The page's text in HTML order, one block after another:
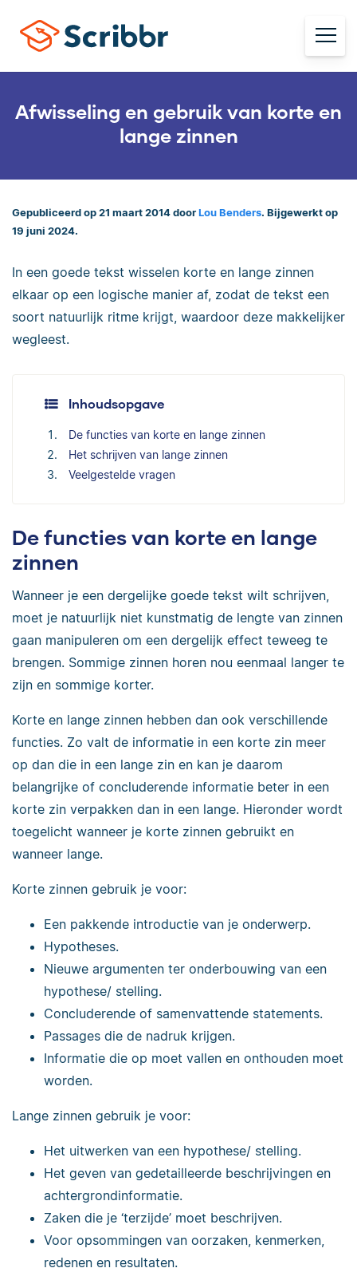
Afwisseling en gebruik van korte en
lange zinnen
Gepubliceerd op 21 maart 2014 door Lou Benders. Bijgewerkt op
19 juni 2024.
In een goede tekst wisselen korte en lange zinnen
elkaar op een logische manier af, zodat de tekst een
soort natuurlijk ritme krijgt, waardoor deze makkelijker
wegleest.
Inhoudsopgave
De functies van korte en lange zinnen
Het schrijven van lange zinnen
Veelgestelde vragen
De functies van korte en lange
zinnen
Wanneer je een dergelijke goede tekst wilt schrijven,
moet je natuurlijk niet kunstmatig de lengte van zinnen
gaan manipuleren om een dergelijk effect teweeg te
brengen. Sommige zinnen horen nou eenmaal langer te
zijn en sommige korter.
Korte en lange zinnen hebben dan ook verschillende
functies. Zo valt de informatie in een korte zin meer
op dan die in een lange zin en kan je daarom
belangrijke of concluderende informatie beter in een
korte zin verpakken dan in een lange. Hieronder wordt
toegelicht wanneer je korte zinnen gebruikt en
wanneer lange.
Korte zinnen gebruik je voor:
Een pakkende introductie van je onderwerp.
Hypotheses.
Nieuwe argumenten ter onderbouwing van een
hypothese/ stelling.
Concluderende of samenvattende statements.
Passages die de nadruk krijgen.
Informatie die op moet vallen en onthouden moet
worden.
Lange zinnen gebruik je voor:
Het uitwerken van een hypothese/ stelling.
Het geven van gedetailleerde beschrijvingen en
achtergrondinformatie.
Zaken die je ‘terzijde’ moet beschrijven.
Voor opsommingen van oorzaken, kenmerken,
redenen en resultaten.